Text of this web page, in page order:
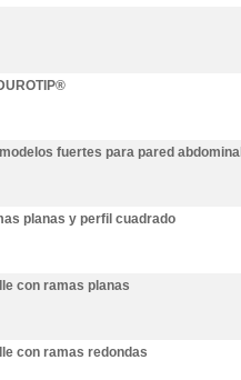
fuertes para pared abdominal
planas y perfil cuadrado
con ramas planas
con ramas redondas